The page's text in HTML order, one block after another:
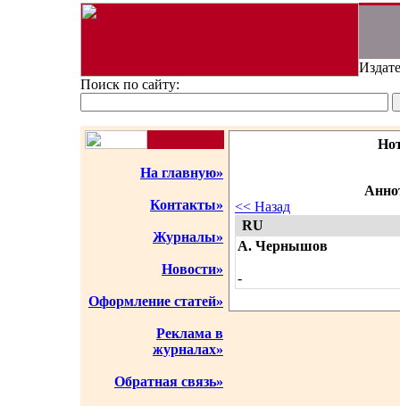
Поиск по сайту:
На главную»
Контакты»
Журналы»
Новости»
Оформление статей»
Реклама в
журналах»
Обратная связь»
<< Назад
RU
А. Чернышов
-